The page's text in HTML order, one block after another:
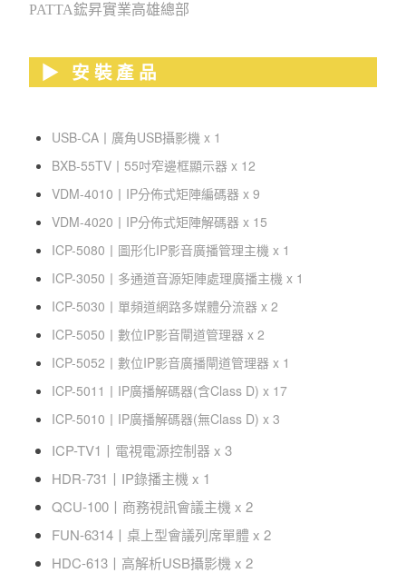
PATTA鋐昇實業高雄總部
▶︎ 安裝產品
USB-CA 丨 廣角USB攝影機 x 1
BXB-55TV 丨55吋窄邊框顯示器 x 12
VDM-4010 丨 IP分佈式矩陣編碼器 x 9
VDM-4020 丨 IP分佈式矩陣解碼器 x 15
ICP-5080丨圖形化IP影音廣播管理主機 x 1
ICP-3050丨多通道音源矩陣處理廣播主機 x 1
ICP-5030 丨 單頻道網路多媒體分流器 x 2
ICP-5050 丨數位IP影音閘道管理器 x 2
ICP-5052 丨數位IP影音廣播閘道管理器 x 1
ICP-5011 丨 IP廣播解碼器(含Class D) x 17
ICP-5010 丨 IP廣播解碼器(無Class D) x 3
ICP-TV1 丨 電視電源控制器 x 3
HDR-731 丨 IP錄播主機 x 1
QCU-100 丨 商務視訊會議主機 x 2
FUN-6314 丨 桌上型會議列席單體 x 2
HDC-613 丨 高解析USB攝影機 x 2